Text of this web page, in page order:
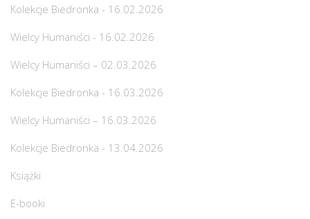
Kolekcje Biedronka - 16.02.2026
Wielcy Humaniści - 16.02.2026
Wielcy Humaniści – 02.03.2026
Kolekcje Biedronka - 16.03.2026
Wielcy Humaniści – 16.03.2026
Kolekcje Biedronka - 13.04.2026
Książki
E-booki